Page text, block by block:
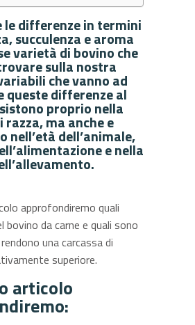
le differenze in termini
succulenza e aroma
varietà di bovino che
sulla nostra
che vanno ad
queste differenze al
proprio nella
ma anche e
dell’animale,
e nella
approfondiremo quali
bovino da carne e quali sono
una carcassa di
superiore.
articolo